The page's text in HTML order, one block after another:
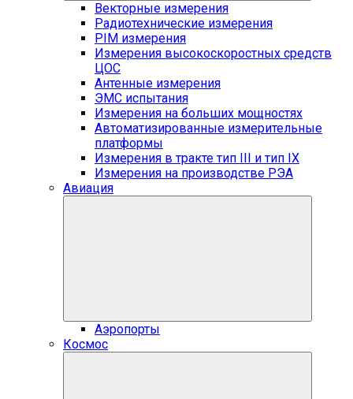
Векторные измерения
Радиотехнические измерения
PIM измерения
Измерения высокоскоростных средств
ЦОС
Антенные измерения
ЭМС испытания
Измерения на больших мощностях
Автоматизированные измерительные
платформы
Измерения в тракте тип III и тип IX
Измерения на производстве РЭА
Авиация
Аэропорты
Космос